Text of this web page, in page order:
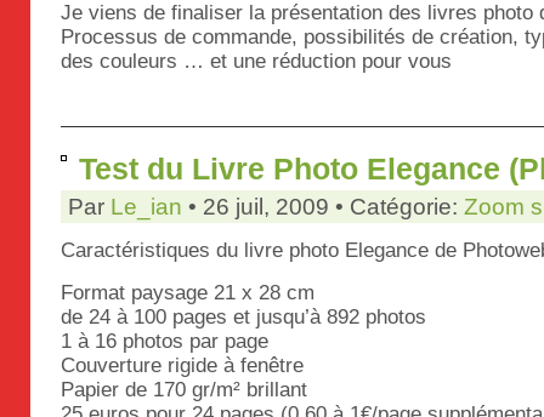
Je viens de finaliser la présentation des livres photo
Processus de commande, possibilités de création,
des couleurs … et une réduction pour vous
Test du Livre Photo Elegance
Par Le_ian • 26 juil, 2009 • Catégorie: Zoom
Caractéristiques du livre photo Elegance de
Format paysage 21 x 28 cm
de 24 à 100 pages et jusqu’à 892 photos
1 à 16 photos par page
Couverture rigide à fenêtre
Papier de 170 gr/m² brillant